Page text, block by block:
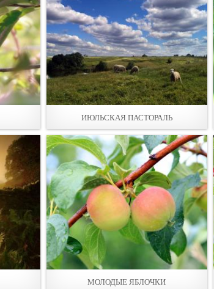
ИЮЛЬСКАЯ ПАСТОРАЛЬ
МОЛОДЫЕ ЯБЛОЧКИ